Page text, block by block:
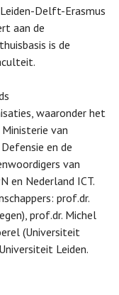
Delft-Erasmus
aan de
is de
waaronder het
van
en de
van
en Nederland ICT.
prof.dr.
prof.dr. Michel
(Universiteit
Leiden.